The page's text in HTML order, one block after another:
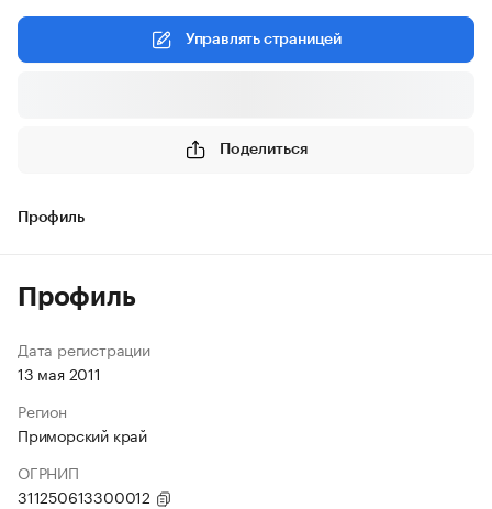
Управлять страницей
Поделиться
Профиль
Профиль
Дата регистрации
13 мая 2011
Регион
Приморский край
ОГРНИП
311250613300012